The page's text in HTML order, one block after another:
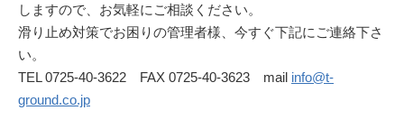
しますので、お気軽にご相談ください。
滑り止め対策でお困りの管理者様、今すぐ下記にご連絡下さ
い。
TEL 0725-40-3622 FAX 0725-40-3623 mail info@t-
ground.co.jp